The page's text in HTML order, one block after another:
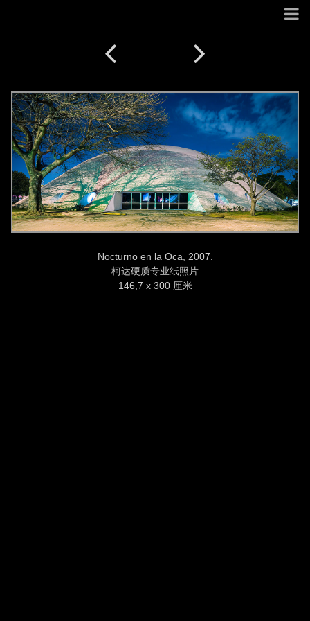
Nocturno en la Oca, 2007.
柯达硬质专业纸照片
146,7 x 300 厘米